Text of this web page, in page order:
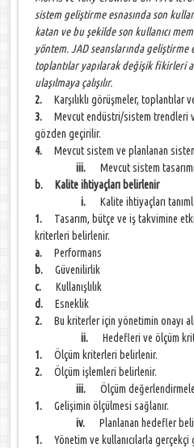
sistem geliştirme esnasında son
katan ve bu şekilde son kullanıcı
yöntem. JAD seanslarında geliştirme
toplantılar yapılarak değişik fikirleri
ulaşılmaya çalışılır.
2.Karşılıklı görüşmeler, toplantılar
3.Mevcut endüstri/sistem trendleri
gözden geçirilir.
4.Mevcut sistem ve planlanan
iii.Mevcut sistem
b. Kalite ihtiyaçları belirlenir
i.Kalite ihtiyaçları
1. Tasarım, bütçe ve iş takvimine
kriterleri belirlenir.
a.Performans
b.Güvenilirlik
c.Kullanışlılık
d.Esneklik
2.Bu kriterler için yönetimin onayı
ii.Hedefleri ve ölçüm
1.Ölçüm kriterleri belirlenir.
2.Ölçüm işlemleri belirlenir.
iii.Ölçüm
1.Gelişimin ölçülmesi sağlanır.
iv.Planlanan hedefler
1.Yönetim ve kullanıcılarla